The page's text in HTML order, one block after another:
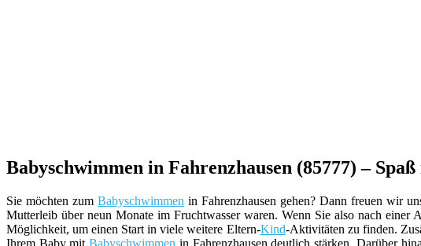
Babyschwimmen in Fahrenzhausen (85777) –
Sie möchten zumBabyschwimmen in Fahrenzhausen gehen? Dann freuen wir
Mutterleib über neun Monate im Fruchtwasser waren. Wenn Sie also nach
Möglichkeit, um einen Start in viele weitere Eltern-Kind-Aktivitäten zu finden.
Ihrem Baby mitBabyschwimmen in Fahrenzhausen deutlich stärken. Darüber